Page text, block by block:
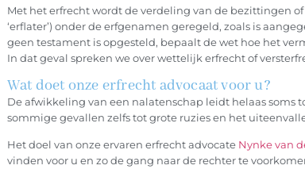
Met het erfrecht wordt de verdeling van de bezittingen
‘erflater’) onder de erfgenamen geregeld, zoals is
geen testament is opgesteld, bepaalt de wet hoe het
In dat geval spreken we over wettelijk erfrecht of
Wat doet onze erfrecht advocaat voor u?
De afwikkeling van een nalatenschap leidt helaas soms
sommige gevallen zelfs tot grote ruzies en het
Het doel van onze ervaren erfrecht advocate Nynke van
vinden voor u en zo de gang naar de rechter te